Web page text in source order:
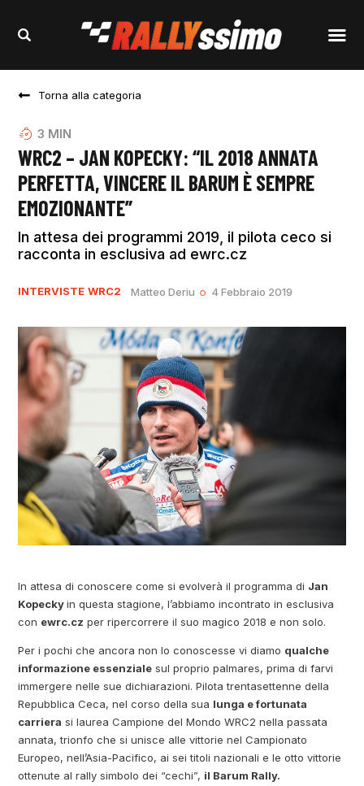
Torna alla categoria
3 MIN
WRC2 – JAN KOPECKY: “IL 2018 ANNATA
PERFETTA, VINCERE IL BARUM È SEMPRE
EMOZIONANTE”
In attesa dei programmi 2019, il pilota ceco si
racconta in esclusiva ad ewrc.cz
INTERVISTE WRC2 Matteo Deriu 4 Febbraio 2019
In attesa di conoscere come si evolverà il programma di Jan
Kopeckyin questa stagione, l’abbiamo incontrato in esclusiva
con ewrc.cz per ripercorrere il suo magico 2018 e non solo.
Per i pochi che ancora non lo conoscesse vi diamo qualche
informazione essenziale sul proprio palmares, prima di farvi
immergere nelle sue dichiarazioni. Pilota trentasettenne della
Repubblica Ceca, nel corso della sua lunga e fortunata
carriera si laurea Campione del Mondo WRC2 nella passata
annata, trionfo che si unisce alle vittorie nel Campionato
Europeo, nell’Asia-Pacifico, ai sei titoli nazionali e le otto vittorie
ottenute al rally simbolo dei “cechi”, il Barum Rally.